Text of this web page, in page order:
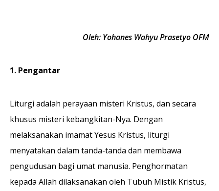
Oleh: Yohanes Wahyu Prasetyo OFM
1. Pengantar
Liturgi adalah perayaan misteri Kristus, dan secara
khusus misteri kebangkitan-Nya. Dengan
melaksanakan imamat Yesus Kristus, liturgi
menyatakan dalam tanda-tanda dan membawa
pengudusan bagi umat manusia. Penghormatan
kepada Allah dilaksanakan oleh Tubuh Mistik Kristus,